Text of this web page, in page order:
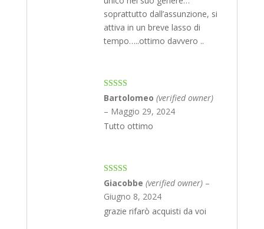
soprattutto dall’assunzione, si
attiva in un breve lasso di
tempo…..ottimo davvero ..
Rated5out
of 5
Bartolomeo (verified owner)
– Maggio 29, 2024
Tutto ottimo
Rated5out
of 5
Giacobbe (verified owner) –
Giugno 8, 2024
grazie rifarò acquisti da voi